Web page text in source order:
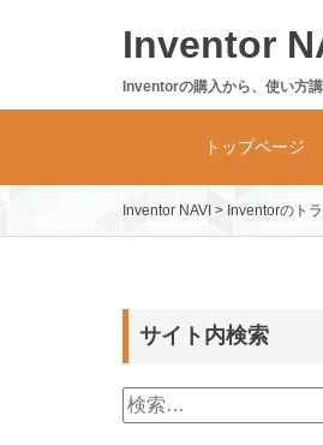
Inventor
Inventorの購入から、使い方
トップページ
Inventor NAVI > Inventorのト
サイト内検索
検
索: